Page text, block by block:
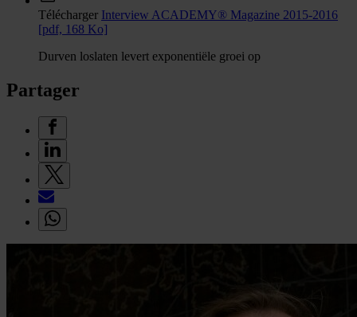
Télécharger Interview ACADEMY® Magazine 2015-2016
[pdf, 168 Ko]
Durven loslaten levert exponentiële groei op
Partager